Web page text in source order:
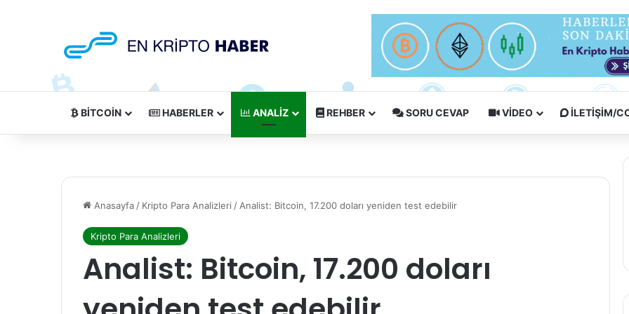
BITCOIN HABERLER ANALIZ REHBER SORU CEVAP VIDEO İLETIŞIM/
Anasayfa / Kripto Para Analizleri / Analist: Bitcoin, 17.200 doları yeniden test edebilir
Kripto Para Analizleri
Analist: Bitcoin, 17.200 doları